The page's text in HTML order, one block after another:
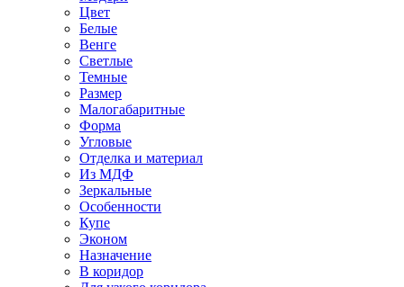
Цвет
Белые
Венге
Светлые
Темные
Размер
Малогабаритные
Форма
Угловые
Отделка и материал
Из МДФ
Зеркальные
Особенности
Купе
Эконом
Назначение
В коридор